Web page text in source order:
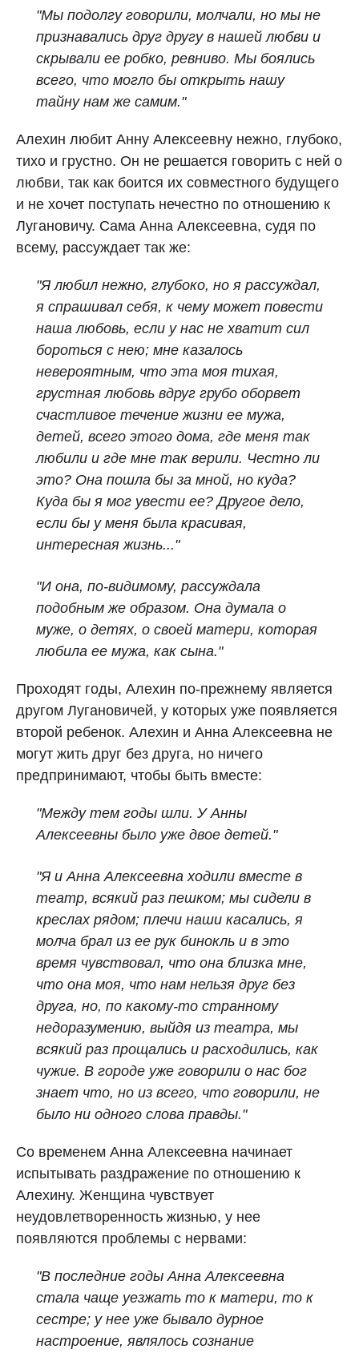
"Мы подолгу говорили, молчали, но мы не
признавались друг другу в нашей любви и
скрывали ее робко, ревниво. Мы боялись
всего, что могло бы открыть нашу
тайну нам же самим."
Алехин любит Анну Алексеевну нежно, глубоко,
тихо и грустно. Он не решается говорить с ней о
любви, так как боится их совместного будущего
и не хочет поступать нечестно по отношению к
Лугановичу. Сама Анна Алексеевна, судя по
всему, рассуждает так же:
"Я любил нежно, глубоко, но я рассуждал,
я спрашивал себя, к чему может повести
наша любовь, если у нас не хватит сил
бороться с нею; мне казалось
невероятным, что эта моя тихая,
грустная любовь вдруг грубо оборвет
счастливое течение жизни ее мужа,
детей, всего этого дома, где меня так
любили и где мне так верили. Честно ли
это? Она пошла бы за мной, но куда?
Куда бы я мог увести ее? Другое дело,
если бы у меня была красивая,
интересная жизнь..."
"И она, по‑видимому, рассуждала
подобным же образом. Она думала о
муже, о детях, о своей матери, которая
любила ее мужа, как сына."
Проходят годы, Алехин по-прежнему является
другом Лугановичей, у которых уже появляется
второй ребенок. Алехин и Анна Алексеевна не
могут жить друг без друга, но ничего
предпринимают, чтобы быть вместе:
"Между тем годы шли. У Анны
Алексеевны было уже двое детей."
"Я и Анна Алексеевна ходили вместе в
театр, всякий раз пешком; мы сидели в
креслах рядом; плечи наши касались, я
молча брал из ее рук бинокль и в это
время чувствовал, что она близка мне,
что она моя, что нам нельзя друг без
друга, но, по какому‑то странному
недоразумению, выйдя из театра, мы
всякий раз прощались и расходились, как
чужие. В городе уже говорили о нас бог
знает что, но из всего, что говорили, не
было ни одного слова правды."
Со временем Анна Алексеевна начинает
испытывать раздражение по отношению к
Алехину. Женщина чувствует
неудовлетворенность жизнью, у нее
появляются проблемы с нервами:
"В последние годы Анна Алексеевна
стала чаще уезжать то к матери, то к
сестре; у нее уже бывало дурное
настроение, являлось сознание